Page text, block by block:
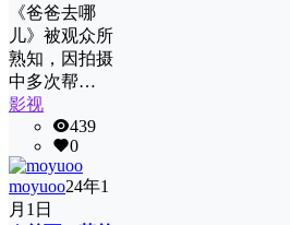
《爸爸去哪
儿》被观众所
熟知，因拍摄
中多次帮…
影视
439
0
moyuoo24年1
月1日